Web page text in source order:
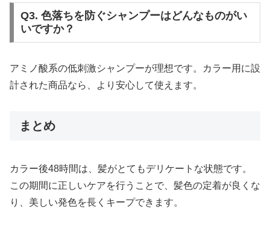
Q3. 色落ちを防ぐシャンプーはどんなものがい
いですか？
アミノ酸系の低刺激シャンプーが理想です。カラー用に設
計された商品なら、より安心して使えます。
まとめ
カラー後48時間は、髪がとてもデリケートな状態です。
この期間に正しいケアを行うことで、髪色の定着が良くな
り、美しい発色を長くキープできます。